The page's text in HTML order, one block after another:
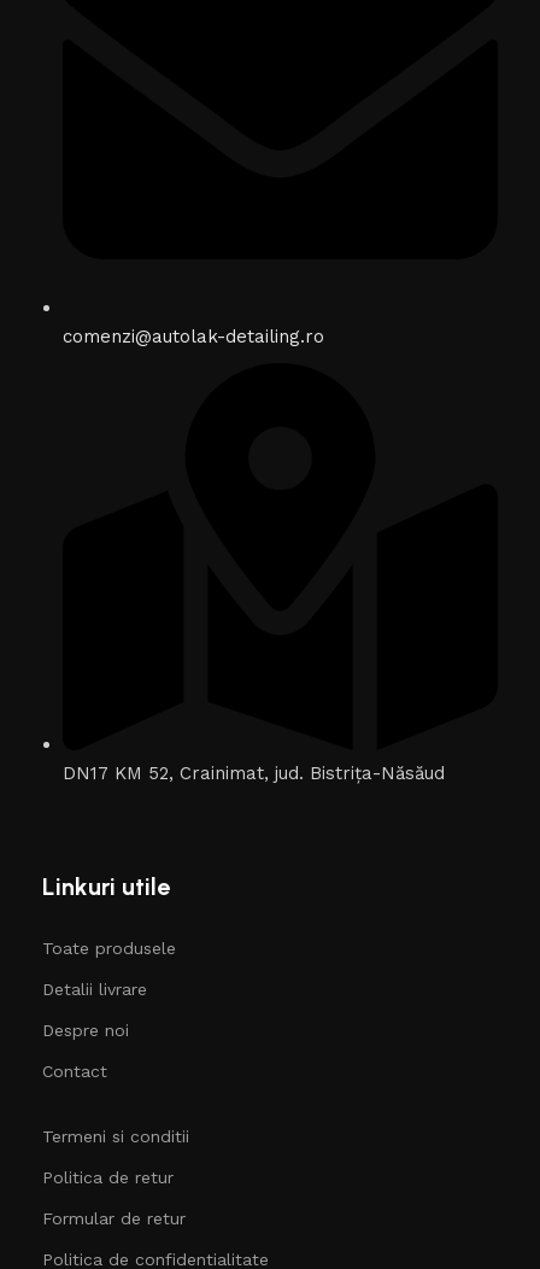
comenzi@autolak-detailing.ro
DN17 KM 52, Crainimat, jud. Bistrița-Năsăud
Linkuri utile
Toate produsele
Detalii livrare
Despre noi
Contact
Termeni si conditii
Politica de retur
Formular de retur
Politica de confidentialitate